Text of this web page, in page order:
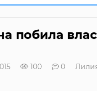
побила
100 0